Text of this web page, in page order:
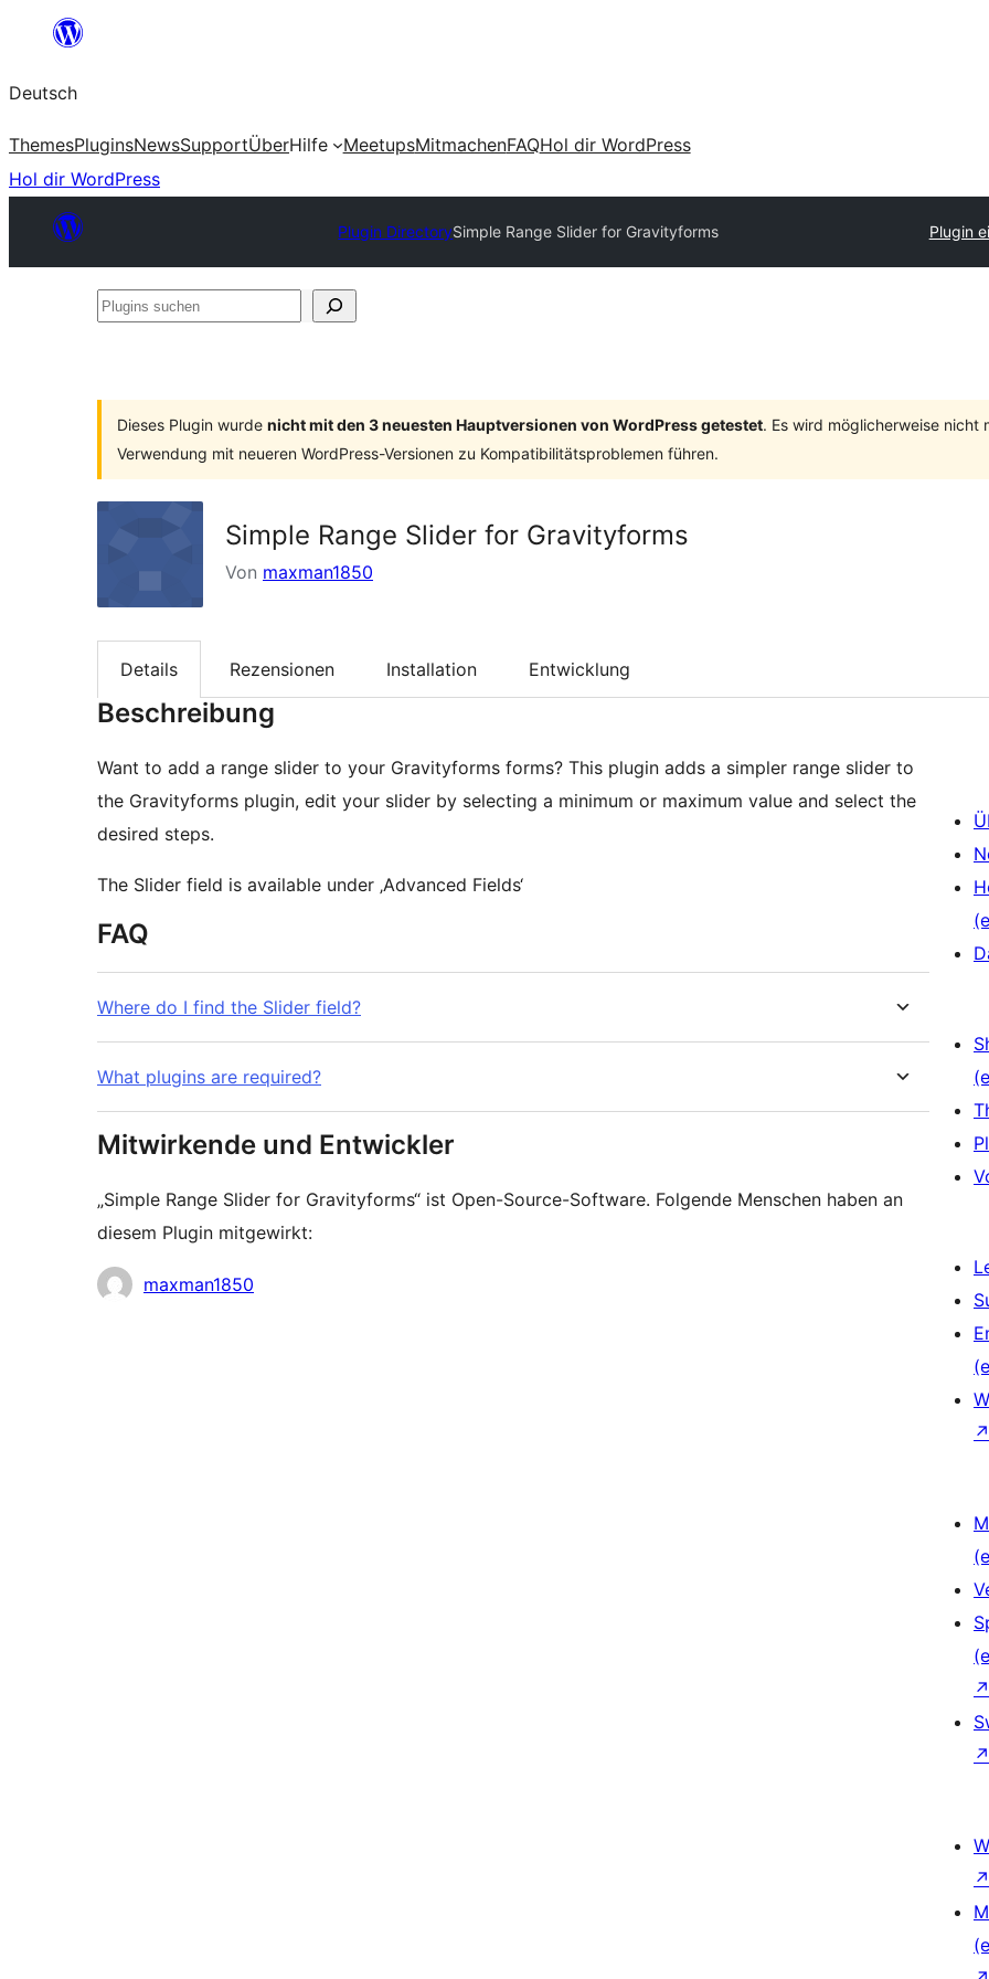
springen
Deutsch
ThemesPluginsNewsSupportÜberHilfe MeetupsMitmachenFAQHol dir WordPress
Hol dir WordPress
Plugin DirectorySimple Range Slider for Gravityforms Plugin
Plugins
Dieses Plugin wurde nicht mit den 3 neuesten Hauptversionen von WordPress getestet. Es wird möglicherweise
Verwendung mit neueren WordPress-Versionen zu Kompatibilitätsproblemen führen.
Simple Range Slider for Gravityforms
Von maxman1850
Details Rezensionen Installation Entwicklung
Beschreibung
Want to add a range slider to your Gravityforms forms? This plugin adds a simpler range slider to
the Gravityforms plugin, edit your slider by selecting a minimum or maximum value and select the
desired steps.
The Slider field is available under ‚Advanced Fields‘
FAQ
Where do I find the Slider field?
What plugins are required?
Mitwirkende und Entwickler
„Simple Range Slider for Gravityforms“ ist Open-Source-Software. Folgende Menschen haben an
diesem Plugin mitgewirkt:
Mitwirkende
maxman1850
↗
↗
↗
↗